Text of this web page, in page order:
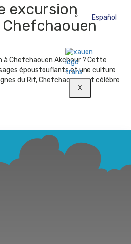
Español
X
excursion
à Chefchaouen Akchour ? Cette
époustouflants et une culture
du Rif, Chefchaouen est célèbre